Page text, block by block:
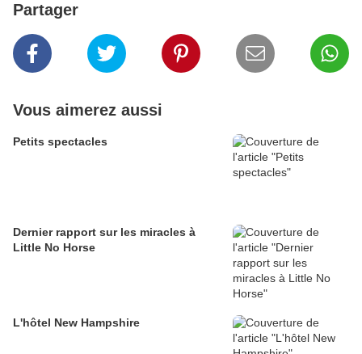
Partager
Vous aimerez aussi
Petits spectacles
Dernier rapport sur les miracles à
Little No Horse
L'hôtel New Hampshire